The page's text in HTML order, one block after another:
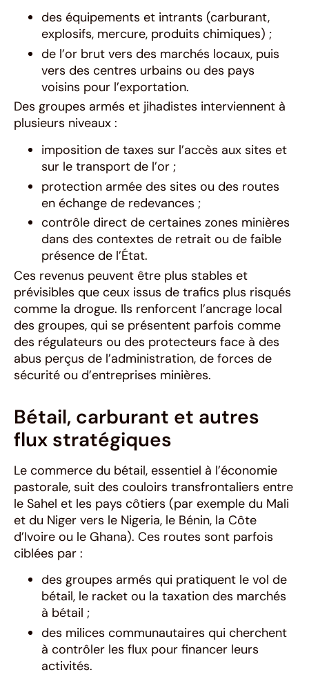
des équipements et intrants (carburant,
explosifs, mercure, produits chimiques) ;
de l’or brut vers des marchés locaux, puis
vers des centres urbains ou des pays
voisins pour l’exportation.
Des groupes armés et jihadistes interviennent à
plusieurs niveaux :
imposition de taxes sur l’accès aux sites et
sur le transport de l’or ;
protection armée des sites ou des routes
en échange de redevances ;
contrôle direct de certaines zones minières
dans des contextes de retrait ou de faible
présence de l’État.
Ces revenus peuvent être plus stables et
prévisibles que ceux issus de trafics plus risqués
comme la drogue. Ils renforcent l’ancrage local
des groupes, qui se présentent parfois comme
des régulateurs ou des protecteurs face à des
abus perçus de l’administration, de forces de
sécurité ou d’entreprises minières.
Bétail, carburant et autres
flux stratégiques
Le commerce du bétail, essentiel à l’économie
pastorale, suit des couloirs transfrontaliers entre
le Sahel et les pays côtiers (par exemple du Mali
et du Niger vers le Nigeria, le Bénin, la Côte
d’Ivoire ou le Ghana). Ces routes sont parfois
ciblées par :
des groupes armés qui pratiquent le vol de
bétail, le racket ou la taxation des marchés
à bétail ;
des milices communautaires qui cherchent
à contrôler les flux pour financer leurs
activités.